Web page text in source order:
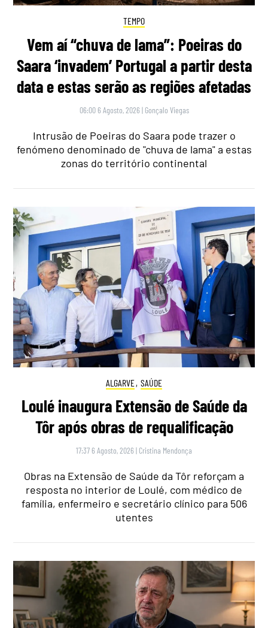
TEMPO
Vem aí “chuva de lama”: Poeiras do
Saara ‘invadem’ Portugal a partir desta
data e estas serão as regiões afetadas
06:00 6 Agosto, 2026 | Gonçalo Viegas
Intrusão de Poeiras do Saara pode trazer o
fenómeno denominado de "chuva de lama" a estas
zonas do território continental
ALGARVE, SAÚDE
Loulé inaugura Extensão de Saúde da
Tôr após obras de requalificação
17:37 6 Agosto, 2026 | Cristina Mendonça
Obras na Extensão de Saúde da Tôr reforçam a
resposta no interior de Loulé, com médico de
família, enfermeiro e secretário clínico para 506
utentes